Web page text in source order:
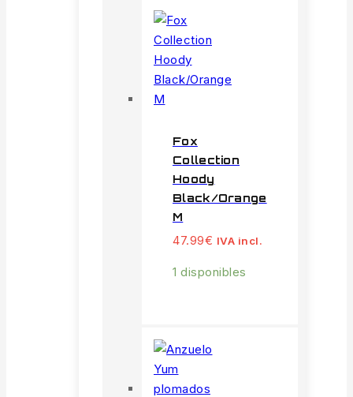
Fox
Collection
Hoody
Black/Orange
M
47.99€ IVA incl.
1 disponibles